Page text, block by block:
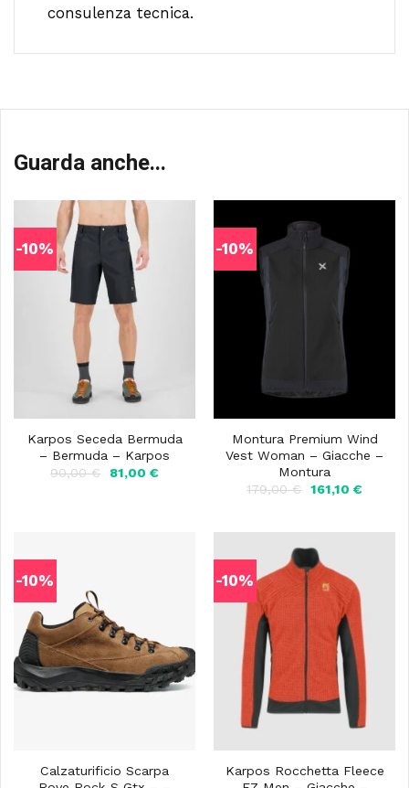
consulenza tecnica.
Guarda anche...
-10%
Karpos Seceda Bermuda
– Bermuda – Karpos
90,00€
Il
81,00 €Il
-10%
Montura Premium Wind
Vest Woman – Giacche –
Montura
179,00€
Il
161,10 €Il
-10%
Calzaturificio Scarpa
-10%
Karpos Rocchetta Fleece